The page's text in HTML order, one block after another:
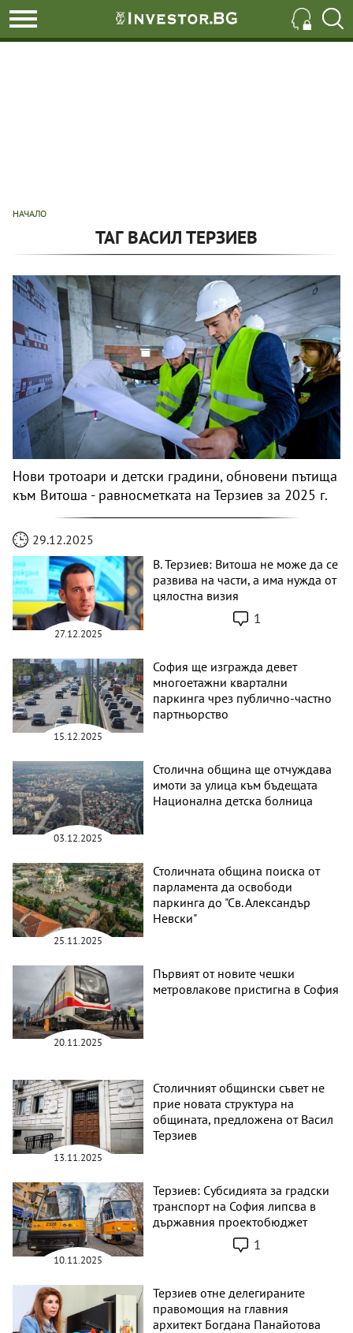
НАЧАЛО
ТАГ ВАСИЛ ТЕРЗИЕВ
Нови тротоари и детски градини, обновени пътища
към Витоша - равносметката на Терзиев за 2025 г.
29.12.2025
27.12.2025
В. Терзиев: Витоша не може да се
развива на части, а има нужда от
цялостна визия
1
15.12.2025
София ще изгражда девет
многоетажни квартални
паркинга чрез публично-частно
партньорство
03.12.2025
Столична община ще отчуждава
имоти за улица към бъдещата
Национална детска болница
25.11.2025
Столичната община поиска от
парламента да освободи
паркинга до "Св. Александър
Невски"
20.11.2025
Първият от новите чешки
метровлакове пристигна в София
13.11.2025
Столичният общински съвет не
прие новата структура на
общината, предложена от Васил
Терзиев
10.11.2025
Терзиев: Субсидията за градски
транспорт на София липсва в
държавния проектобюджет
1
Терзиев отне делегираните
правомощия на главния
архитект Богдана Панайотова